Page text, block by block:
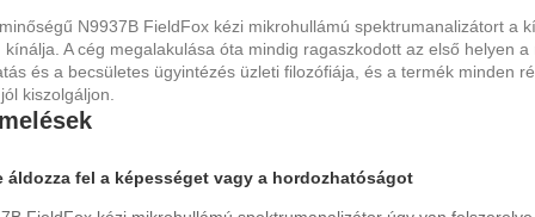
N9937B FieldFox kézi mikrohullámú spektrumanalizátort a
kínálja. A cég megalakulása óta mindig ragaszkodott az első helyen
és a becsületes ügyintézés üzleti filozófiája, és a termék minden
kiszolgáljon.
áldozza fel a képességet vagy a hordozhatóságot